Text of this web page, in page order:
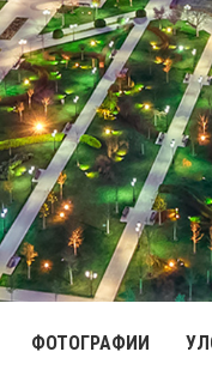
ФОТОГРАФИИ